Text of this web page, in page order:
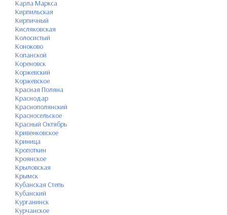
Карла Маркса
Кирпильская
Кирпичный
Кисляковская
Колосистый
Коноково
Копанской
Кореновск
Коржевский
Коржевское
Красная Поляна
Краснодар
Краснополянский
Красносельское
Красный Октябрь
Кривенковское
Криница
Кропоткин
Кроянское
Крыловская
Крымск
Кубанская Степь
Кубанский
Курганинск
Курчанское